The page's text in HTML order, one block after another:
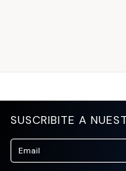
SUSCRIBITE A